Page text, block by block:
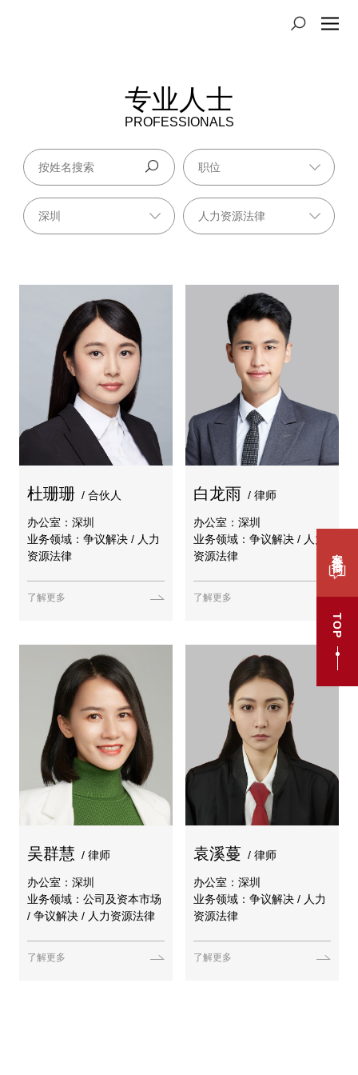
TOP
专业人士
PROFESSIONALS
杜珊珊 / 合伙人
办公室：深圳
业务领域：争议解决 / 人力
资源法律
了解更多
白龙雨 / 律师
办公室：深圳
业务领域：争议解决 / 人力
资源法律
了解更多
吴群慧 / 律师
办公室：深圳
业务领域：公司及资本市场
/ 争议解决 / 人力资源法律
了解更多
袁溪蔓 / 律师
办公室：深圳
业务领域：争议解决 / 人力
资源法律
了解更多